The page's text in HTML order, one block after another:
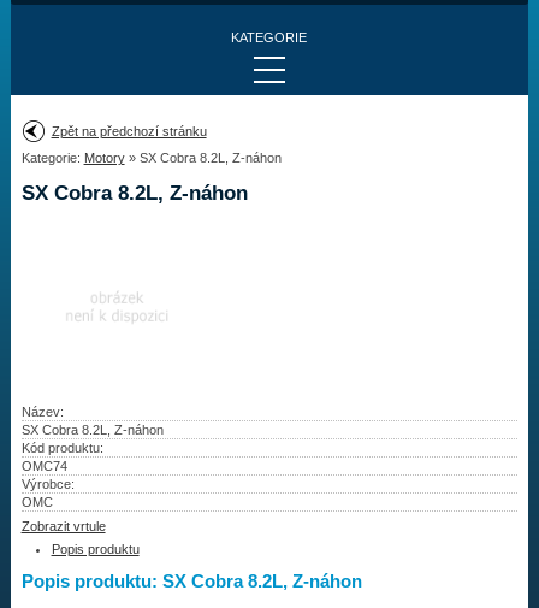
KATEGORIE
Provedení:
Výrobce:
Najít vrtuli
Vrtule
Kontakty
Aktuality
Zpět na předchozí stránku
Kategorie: Motory» SX Cobra 8.2L, Z-náhon
SX Cobra 8.2L, Z-náhon
Název:
SX Cobra 8.2L, Z-náhon
Kód produktu:
OMC74
Výrobce:
OMC
Zobrazit vrtule
Popis produktu
Popis produktu: SX Cobra 8.2L, Z-náhon